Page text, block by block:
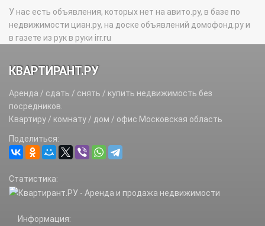
У нас есть объявления, которых нет на авито.ру, в базе по
недвижимости циан.ру, на доске объявлений домофонд.ру и
в газете из рук в руки irr.ru
КВАРТИРАНТ.РУ
Аренда / сдать / снять / купить недвижимость без
посредников.
Квартиру / комнату / дом / офис Московская область
Поделиться:
Статистика:
Информация: